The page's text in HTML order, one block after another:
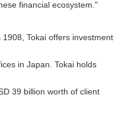
financial ecosystem."
Tokai offers investment
in Japan. Tokai holds
39 billion worth of client